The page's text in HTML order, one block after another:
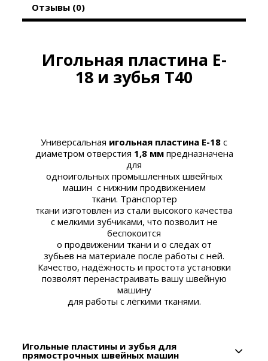
Отзывы (0)
Игольная пластина E-
18 и зубья T40
Универсальная игольная пластина E-18 с
диаметром отверстия 1,8 ммпредназначена
для
одноигольных промышленных швейных
машин с нижним продвижением
ткани. Транспортер
ткани изготовлен из стали высокого качества
с мелкими зубчиками, что позволит не
беспокоится
о продвижении ткани и о следах от
зубьев на материале после работы с ней.
Качество, надёжность и простота установки
позволят перенастраивать вашу швейную
машину
для работы с лёгкими тканями.
Игольные пластины и зубья для
прямострочных швейных машин